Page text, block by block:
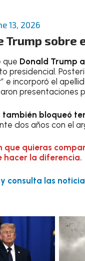
13, 2026
Trump
que Donald Trump
presidencial.
e incorporó el
presentaciones
también bloqueó
dos años con el
quieras
hacer la diferencia.
consulta las